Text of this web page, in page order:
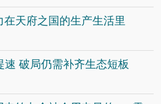
天府之国的生产生活里
速 破局仍需补齐生态短板